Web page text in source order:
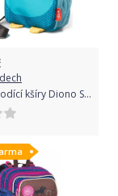
Batůžek a vodící kšíry Diono Sure Steps Owl 2021